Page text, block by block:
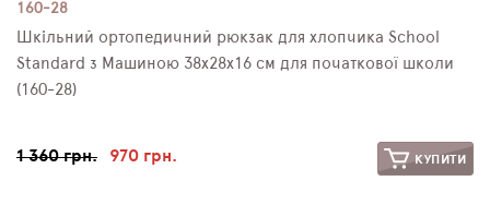
160-28
Шкільний ортопедичний рюкзак для хлопчика School
Standard з Машиною 38х28х16 см для початкової школи
(160-28)
1 360 грн. 970 грн. КУПИТИ